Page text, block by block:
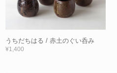
うちだちはる / 赤土のぐい呑み
¥1,400